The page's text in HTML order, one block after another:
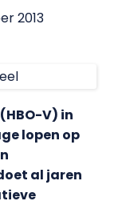
2013
V) in
lopen op
al jaren